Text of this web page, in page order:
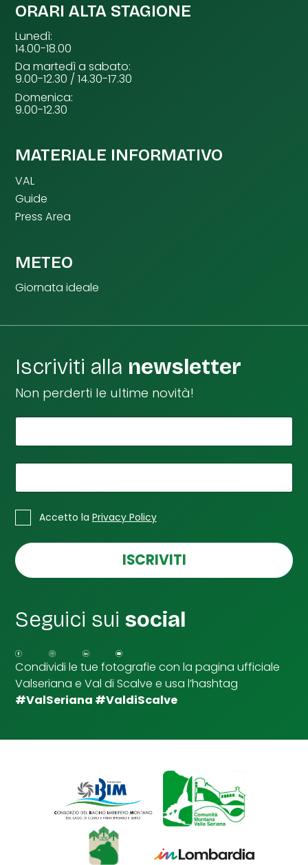
ORARI ALTA STAGIONE
Lunedì:
14.00-18.00
Da martedì a sabato:
9.00-12.30 / 14.30-17.30
Domenica:
9.00-12.30
MATERIALE INFORMATIVO
VAL
Guide
Press Area
METEO
Giornata ideale
Iscriviti alla newsletter
Non perderti le ultime novità!
u
o
m
n
C
a
e
l
i
u
n
t
a
* Accetto la Privacy Policy
ISCRIVITI
Seguici suisocial
Condividi le tue fotografie con la pagina ufficiale
Valseriana e Val di Scalve e usa l’hashtag
#ValSeriana #ValdiScalve